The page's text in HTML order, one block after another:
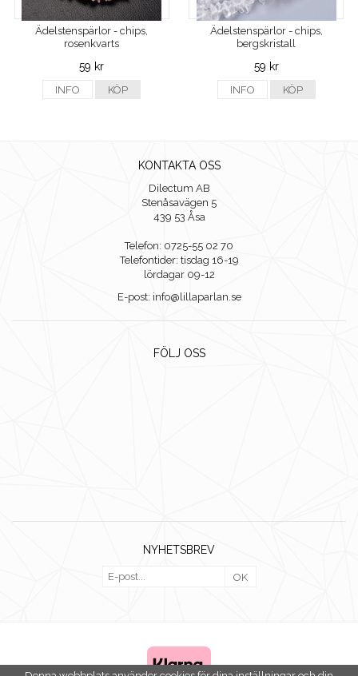
Ädelstenspärlor - chips,
rosenkvarts
59 kr
INFO KÖP
Ädelstenspärlor - chips,
bergskristall
59 kr
INFO KÖP
KONTAKTA OSS
Dilectum AB
Stenåsavägen 5
439 53 Åsa
Telefon: 0725-55 02 70
Telefontider: tisdag 16-19
lördagar 09-12
E-post: info@lillaparlan.se
FÖLJ OSS
NYHETSBREV
OK